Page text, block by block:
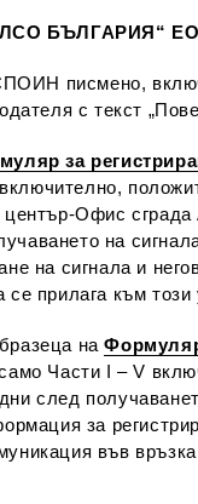
БЪЛГАРИЯ“
писмено,
с текст
за
Офис
на
на сигнала и
прилага към
на
Части I – V
след
за
във